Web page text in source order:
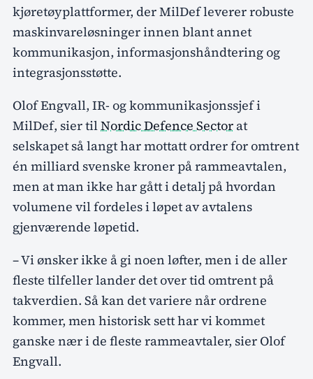
kjøretøyplattformer, der MilDef leverer robuste
maskinvareløsninger innen blant annet
kommunikasjon, informasjonshåndtering og
integrasjonsstøtte.
Olof Engvall, IR- og kommunikasjonssjef i
MilDef, sier tilNordic Defence Sector at
selskapet så langt har mottatt ordrer for omtrent
én milliard svenske kroner på rammeavtalen,
men at man ikke har gått i detalj på hvordan
volumene vil fordeles i løpet av avtalens
gjenværende løpetid.
– Vi ønsker ikke å gi noen løfter, men i de aller
fleste tilfeller lander det over tid omtrent på
takverdien. Så kan det variere når ordrene
kommer, men historisk sett har vi kommet
ganske nær i de fleste rammeavtaler, sier Olof
Engvall.